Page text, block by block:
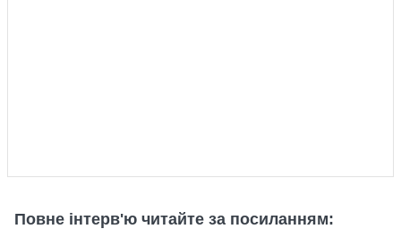
Повне інтерв'ю читайте за посиланням: